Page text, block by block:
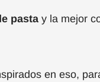
pasta y la mejor
en eso,